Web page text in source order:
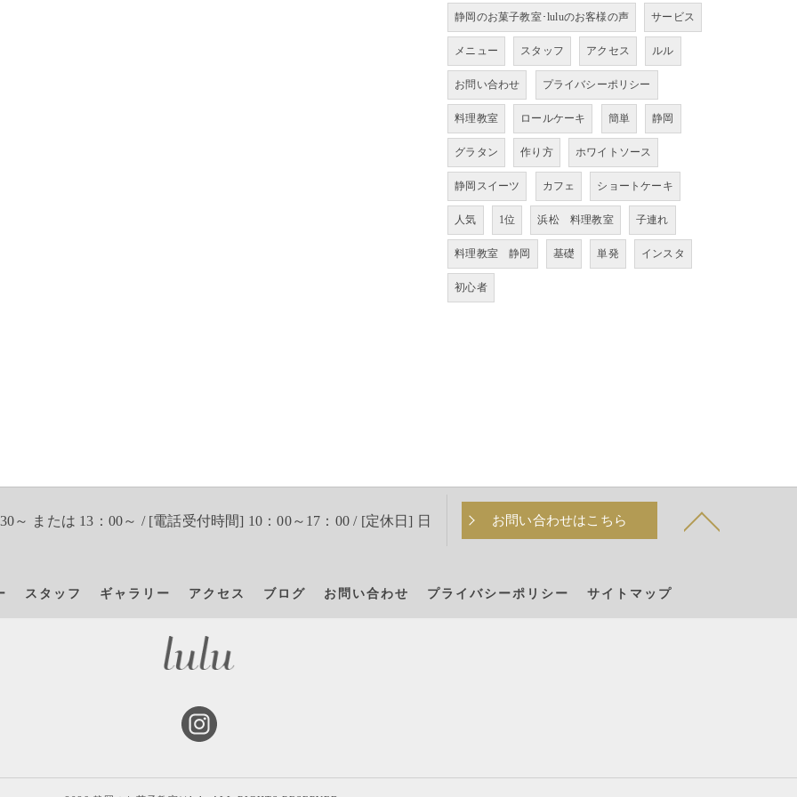
静岡のお菓子教室･luluのお客様の声 サービス
メニュー スタッフ アクセス ルル
お問い合わせ プライバシーポリシー
料理教室 ロールケーキ 簡単 静岡
グラタン 作り方 ホワイトソース
静岡スイーツ カフェ ショートケーキ
人気 1位 浜松 料理教室 子連れ
料理教室 静岡 基礎 単発 インスタ
初心者
～ または 13：00～ / [電話受付時間] 10：00～17：00 / [定休日] 日 お問い合わせはこちら
スタッフ ギャラリー アクセス ブログ お問い合わせ プライバシーポリシー サイトマップ